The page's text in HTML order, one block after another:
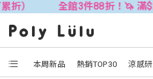
全館3件88折！🦄 滿$2500折
本周新品 熱銷TOP30 涼感